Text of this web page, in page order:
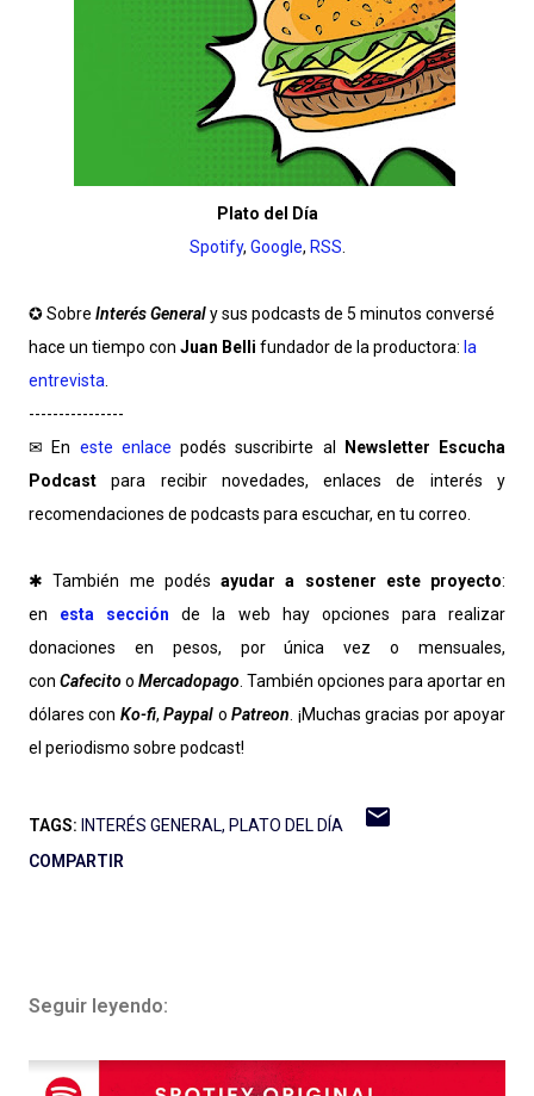
Plato del Día
Spotify, Google, RSS.
✪ Sobre Interés Generaly sus podcasts de 5 minutos conversé
hace un tiempo con Juan Belli fundador de la productora: la
entrevista.
----------------
✉ En este enlace podés suscribirte al
Newsletter Escucha
Podcast para recibir novedades, enlaces de interés y
recomendaciones de podcasts para escuchar, en tu correo.
✱ También me podés ayudar a sostener este proyecto:
en esta sección de la web hay opciones para realizar
donaciones en pesos, por única vez o mensuales,
con Cafecitoo Mercadopago. También opciones para aportar en
dólares con Ko-fi,Paypal oPatreon. ¡Muchas gracias por apoyar
el periodismo sobre podcast!
TAGS: INTERÉS GENERAL PLATO DEL DÍA
COMPARTIR
Seguir leyendo: